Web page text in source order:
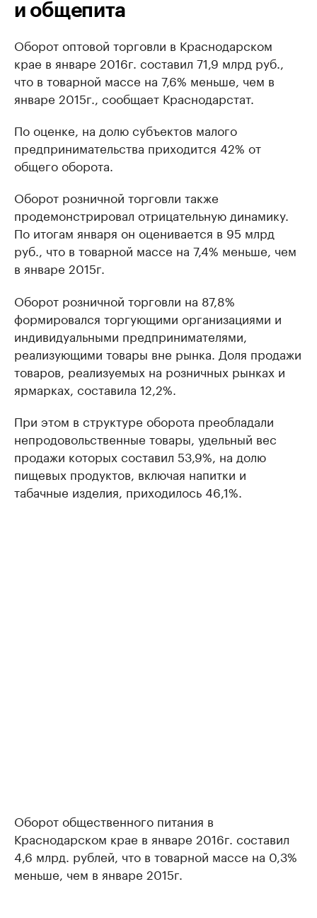
и общепита
Оборот оптовой торговли в Краснодарском
крае в январе 2016г. составил 71,9 млрд руб.,
что в товарной массе на 7,6% меньше, чем в
январе 2015г., сообщает Краснодарстат.
По оценке, на долю субъектов малого
предпринимательства приходится 42% от
общего оборота.
Оборот розничной торговли также
продемонстрировал отрицательную динамику.
По итогам января он оценивается в 95 млрд
руб., что в товарной массе на 7,4% меньше, чем
в январе 2015г.
Оборот розничной торговли на 87,8%
формировался торгующими организациями и
индивидуальными предпринимателями,
реализующими товары вне рынка. Доля продажи
товаров, реализуемых на розничных рынках и
ярмарках, составила 12,2%.
При этом в структуре оборота преобладали
непродовольственные товары, удельный вес
продажи которых составил 53,9%, на долю
пищевых продуктов, включая напитки и
табачные изделия, приходилось 46,1%.
Оборот общественного питания в
Краснодарском крае в январе 2016г. составил
4,6 млрд. рублей, что в товарной массе на 0,3%
меньше, чем в январе 2015г.